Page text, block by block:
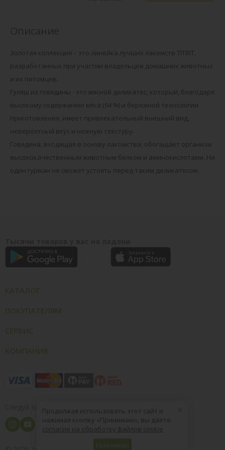
Золотая коллекция – это линейка лучших лакомств TITBIT,
разработанных при участии владельцев домашних животных
и их питомцев.
Гуляш из говядины - это мясной деликатес, который, благодаря
высокому содержанию мяса (94 %) и бережной технологии
приготовления, имеет привлекательный внешний вид,
невероятный вкус и нежную текстуру.
Говядина, входящая в основу лакомства, обогащает организм
высококачественным животным белком и аминокислотами. Ни
один гурман не сможет устоять перед таким деликатесом.
Следуй за нами ×
Продолжая использовать этот сайт и
нажимая кнопку «Принимаю», вы даете
согласие на обработку файлов cookie
Принимаю